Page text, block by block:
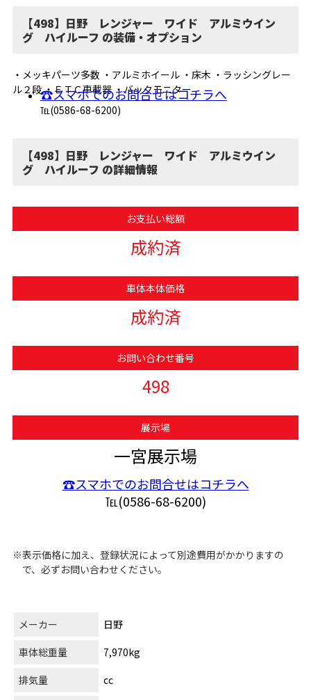
【498】日野 レンジャー ワイド アルミウイン
グ ハイルーフ の装備・オプション
・メッキパーツ多数 ・アルミホイール ・床木 ・ラッシングレー
ル２段 ・ＥＴＣ車載器 ・バックモニター
☎スマホでのお問合せはコチラへ
℡(0586-68-6200)
【498】日野 レンジャー ワイド アルミウイン
グ ハイルーフ の詳細情報
お支払い総額
成約済
車体本体価格
成約済
お問い合わせ番号
498
展示場
一宮展示場
☎スマホでのお問合せはコチラへ
℡(0586-68-6200)
※表示価格に加え、登録状況によって別途費用がかかりますの
で、必ずお問い合わせください。
メーカー
日野
車体総重量
7,970kg
排気量
cc